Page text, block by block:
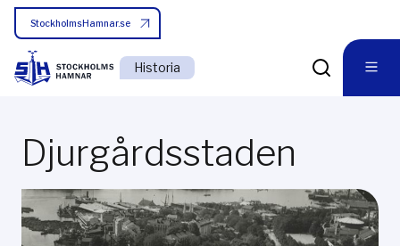
StockholmsHamnar.se
Historia
Djurgårdsstaden